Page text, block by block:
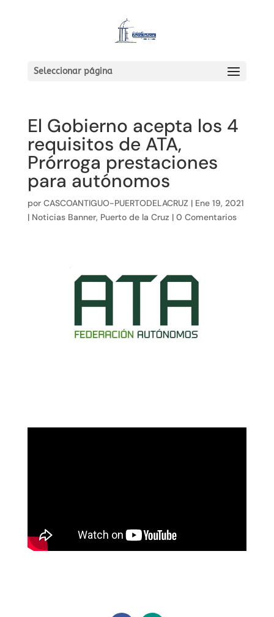
Seleccionar página
El Gobierno acepta los 4
requisitos de ATA,
Prórroga prestaciones
para autónomos
por CASCOANTIGUO-PUERTODELACRUZ | Ene 19, 2021
| Noticias Banner, Puerto de la Cruz | 0 Comentarios